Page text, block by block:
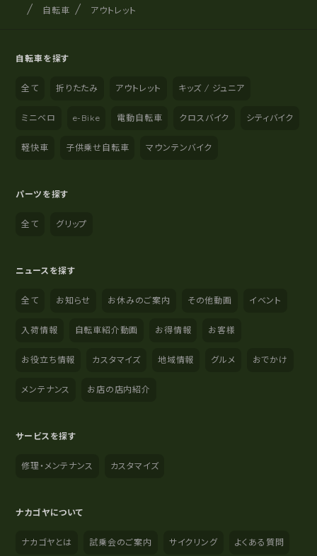
サイト内の現在地
サイクルショップナカゴヤ
自転車 アウトレット
自転車を探す
全て 折りたたみ アウトレット キッズ / ジュニア
ミニベロ e-Bike 電動自転車 クロスバイク シティバイク
軽快車 子供乗せ自転車 マウンテンバイク
パーツを探す
全て グリップ
ニュースを探す
全て お知らせ お休みのご案内 その他動画 イベント
入荷情報 自転車紹介動画 お得情報 お客様
お役立ち情報 カスタマイズ 地域情報 グルメ おでかけ
メンテナンス お店の店内紹介
サービスを探す
修理・メンテナンス カスタマイズ
ナカゴヤについて
ナカゴヤとは 試乗会のご案内 サイクリング よくある質問